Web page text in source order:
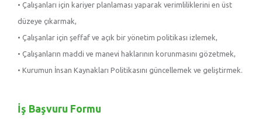
• Çalışanları için kariyer planlaması yaparak verimliliklerini en üst
düzeye çıkarmak,
• Çalışanlar için şeffaf ve açık bir yönetim politikası izlemek,
• Çalışanların maddi ve manevi haklarının korunmasını gözetmek,
• Kurumun İnsan Kaynakları Politikasını güncellemek ve geliştirmek.
İş Başvuru Formu